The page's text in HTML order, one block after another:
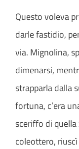
Questo voleva
darle fastidio,
via. Mignolina,
dimenarsi,
strapparla dalla
fortuna, c’era
sceriffo di
coleottero,